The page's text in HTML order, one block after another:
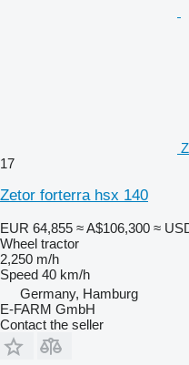
17
Zetor forterra hsx 140
EUR 64,855 ≈ A$106,300 ≈
Wheel tractor
2,250 m/h
Speed 40 km/h
Germany, Hamburg
E-FARM GmbH
Contact the seller